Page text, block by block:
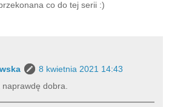
co do tej serii :)
8 kwietnia 2021 14:43
dobra.